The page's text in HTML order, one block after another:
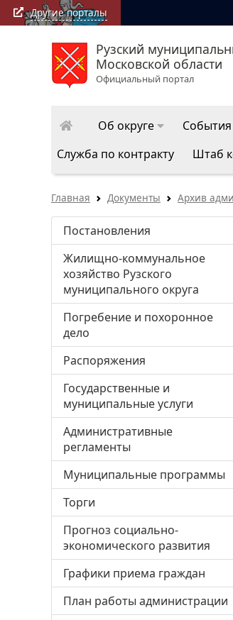
Другие порталы
Рузский
Московской области
Официальный портал
РузаРИА: последние новости Рузского
округа
Об округе События
Служба по контракту
Штаб
Главная Документы Архив
Постановления
Жилищно-коммунальное
хозяйство Рузского
муниципального округа
Погребение и похоронное
дело
Распоряжения
Государственные и
муниципальные услуги
Административные
регламенты
Муниципальные программы
Торги
Прогноз социально-
экономического развития
Графики приема граждан
План работы администрации